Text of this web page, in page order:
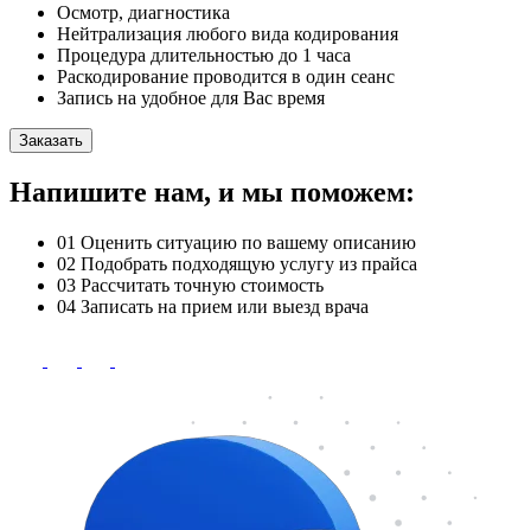
Осмотр, диагностика
Нейтрализация любого вида кодирования
Процедура длительностью до 1 часа
Раскодирование проводится в один сеанс
Запись на удобное для Вас время
Заказать
Напишите нам, и мы поможем:
01 Оценить ситуацию по вашему описанию
02 Подобрать подходящую услугу из прайса
03 Рассчитать точную стоимость
04 Записать на прием или выезд врача